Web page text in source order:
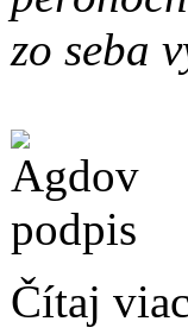
zo seba
Čítaj viac